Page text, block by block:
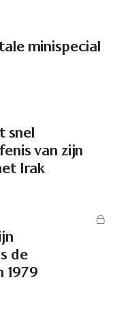
minispecial
snel
van zijn
Irak
de
1979